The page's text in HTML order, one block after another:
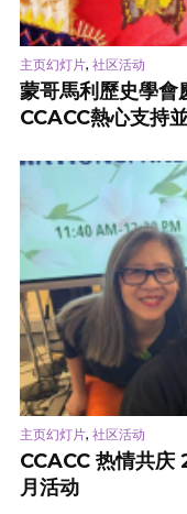
主页幻灯片, 社区活动
蒙哥馬利歷史學
CCACC熱心支持
主页幻灯片, 社区活动
CCACC 热情共庆
月活动